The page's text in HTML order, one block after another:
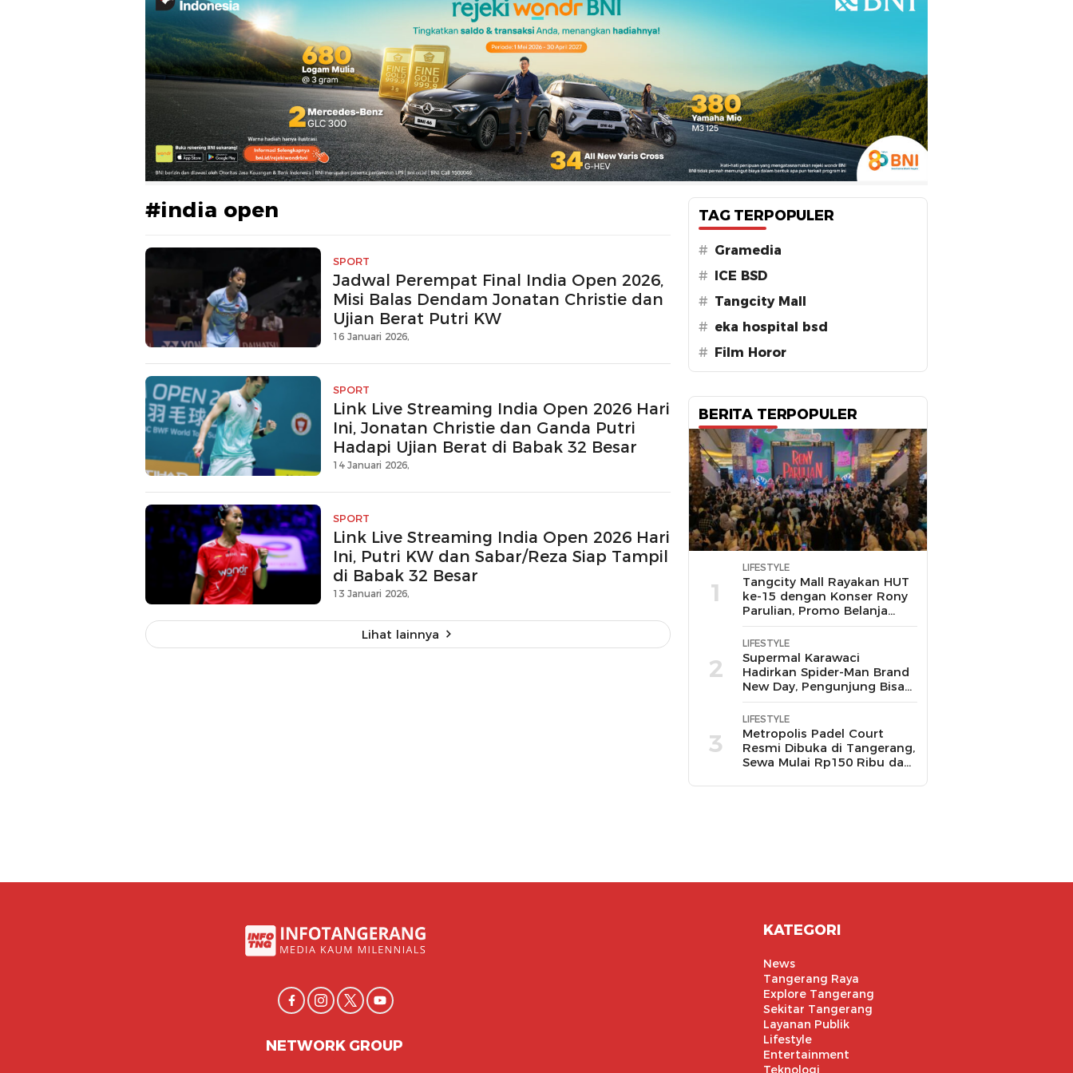
#india open
SPORT
Jadwal Perempat Final India Open 2026,
Misi Balas Dendam Jonatan Christie dan
Ujian Berat Putri KW
16 Januari 2026,
SPORT
Link Live Streaming India Open 2026 Hari
Ini, Jonatan Christie dan Ganda Putri
Hadapi Ujian Berat di Babak 32 Besar
14 Januari 2026,
SPORT
Link Live Streaming India Open 2026 Hari
Ini, Putri KW dan Sabar/Reza Siap Tampil
di Babak 32 Besar
13 Januari 2026,
Lihat lainnya
TAG TERPOPULER
# Gramedia
# ICE BSD
# Tangcity Mall
# eka hospital bsd
# Film Horor
BERITA TERPOPULER
1
LIFESTYLE
Tangcity Mall Rayakan HUT
ke-15 dengan Konser Rony
Parulian, Promo Belanja
hingga Festival Komunitas
2
LIFESTYLE
Supermal Karawaci
Hadirkan Spider-Man Brand
New Day, Pengunjung Bisa
Main, Bertemu Spider-Man
Langsung
3
LIFESTYLE
Metropolis Padel Court
Resmi Dibuka di Tangerang,
Sewa Mulai Rp150 Ribu dan
Padel
NETWORK GROUP
KATEGORI
News
Tangerang Raya
Explore Tangerang
Sekitar Tangerang
Layanan Publik
Lifestyle
Entertainment
Teknologi